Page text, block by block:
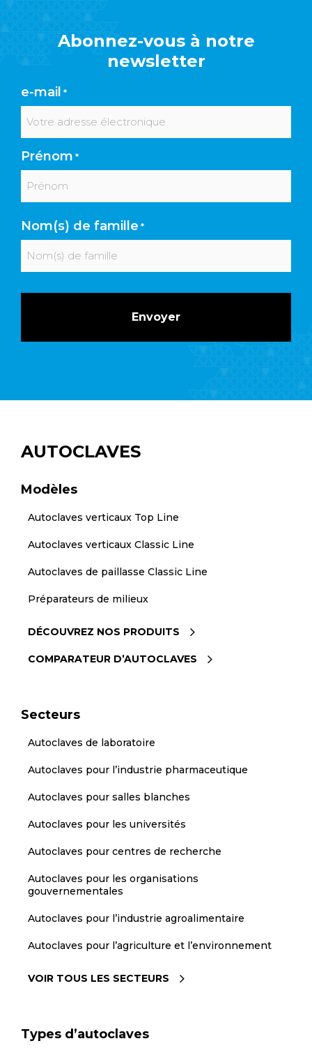
Abonnez-vous à notre
newsletter
e-mail *
Prénom *
Nom(s) de famille *
AUTOCLAVES
Modèles
Autoclaves verticaux Top Line
Autoclaves verticaux Classic Line
Autoclaves de paillasse Classic Line
Préparateurs de milieux
DÉCOUVREZ NOS PRODUITS
COMPARATEUR D’AUTOCLAVES
Secteurs
Autoclaves de laboratoire
Autoclaves pour l’industrie pharmaceutique
Autoclaves pour salles blanches
Autoclaves pour les universités
Autoclaves pour centres de recherche
Autoclaves pour les organisations
gouvernementales
Autoclaves pour l’industrie agroalimentaire
Autoclaves pour l’agriculture et l’environnement
VOIR TOUS LES SECTEURS
Types d’autoclaves